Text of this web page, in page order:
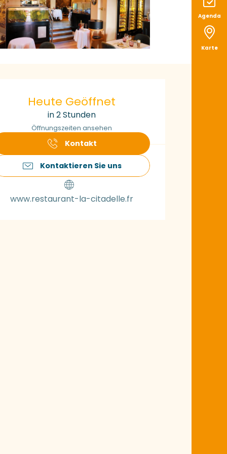
Agenda
Karte
&
Heute Geöffnet
in 2 Stunden
Öffnungszeiten ansehen
Kontakt
Kontaktieren Sie uns
www.restaurant-la-citadelle.fr